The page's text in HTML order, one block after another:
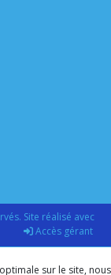
Site réalisé avec
Accès gérant
sur le site, nous